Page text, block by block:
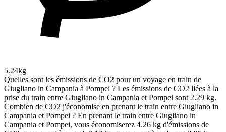
5.24kg
Quelles sont les émissions de CO2 pour un voyage en train de
Giugliano in Campania à Pompei ? Les émissions de CO2 liées à la
prise du train entre Giugliano in Campania et Pompei sont 2.29 kg.
Combien de CO2 j'économise en prenant le train entre Giugliano in
Campania et Pompei ? En prenant le train entre Giugliano in
Campania et Pompei, vous économiserez 4.26 kg d'émissions de